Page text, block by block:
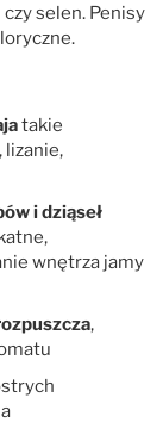
selen. Penisy
takie
lizanie,
i dziąseł
wnętrza jamy
,